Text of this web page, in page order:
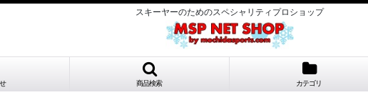
スキーヤーのためのスペシャリティプロショップ
商品検索 カテゴリ